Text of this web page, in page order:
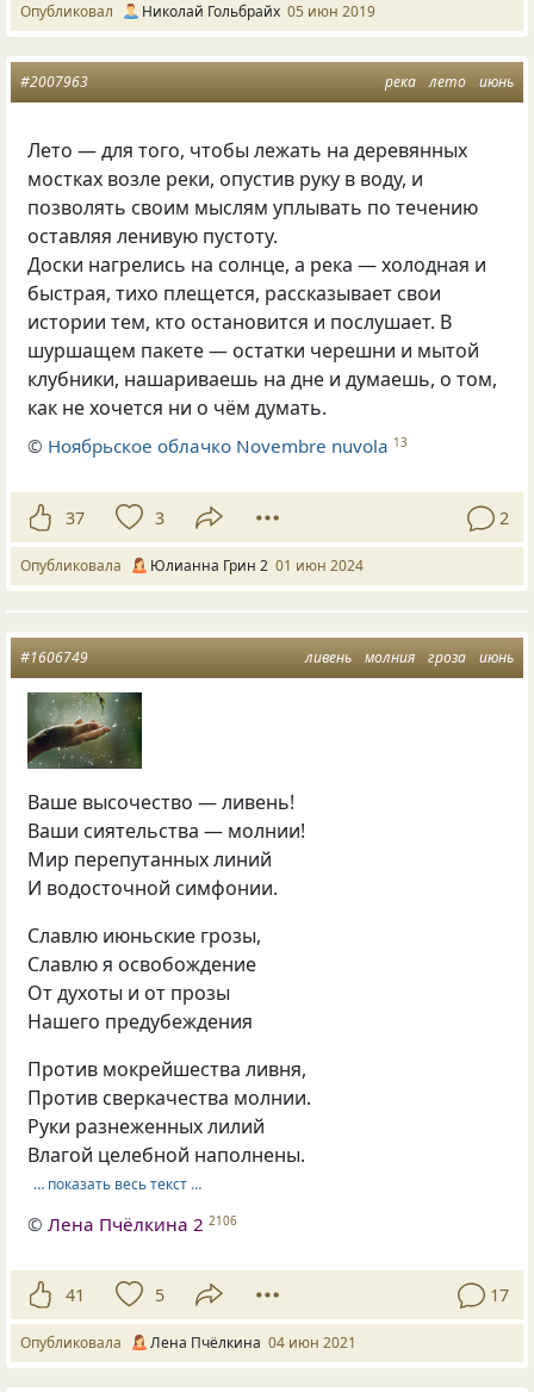
Опубликовал Николай Гольбрайх 05 июн 2019
река лето июнь
#2007963
Лето — для того, чтобы лежать на деревянных
мостках возле реки, опустив руку в воду, и
позволять своим мыслям уплывать по течению
оставляя ленивую пустоту.
Доски нагрелись на солнце, а река — холодная и
быстрая, тихо плещется, рассказывает свои
истории тем, кто остановится и послушает. В
шуршащем пакете — остатки черешни и мытой
клубники, нашариваешь на дне и думаешь, о том,
как не хочется ни о чём думать.
© Ноябрьское облачко Novembre nuvola 13
37 3 2
Опубликовала Юлианна Грин 2 01 июн 2024
ливень молния гроза июнь
#1606749
Ваше высочество — ливень!
Ваши сиятельства — молнии!
Мир перепутанных линий
И водосточной симфонии.
Славлю июньские грозы,
Славлю я освобождение
От духоты и от прозы
Нашего предубеждения
Против мокрейшества ливня,
Против сверкачества молнии.
Руки разнеженных лилий
Влагой целебной наполнены.
… показать весь текст …
©Лена Пчёлкина 2 2106
41 5 17
Опубликовала Лена Пчёлкина 04 июн 2021